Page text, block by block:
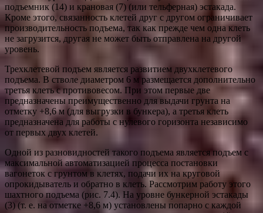
подъемник (14) и крановая (7) (или тельферная) эстакада.
Кроме этого, связанность клетей друг с другом ограничивает
производительность подъема, так как прежде чем одна клеть
не загрузится, другая не может быть отправлена на другой
уровень.
Трехклетевой подъем является развитием двухклетевого
подъема. В стволе диаметром 6 м размещается дополнительно
третья клеть с противовесом. При этом первые две
предназначены преимущественно для выдачи грунта на
отметку +8,6 м (для выгрузки в бункера), а третья клеть
предназначена для работы с нулевого горизонта независимо
от первых двух клетей.
Одной из разновидностей такого подъема является подъем с
максимальной автоматизацией процесса постановки
вагонеток с грунтом в клетях, подачи их на круговой
опрокидыватель и обратно в клеть. Рассмотрим работу этого
шахтного подъема (рис. 7.4). На уровне бункерной эстакады
(3) (т. е. на отметке +8,6 м) установлены попарно с каждой